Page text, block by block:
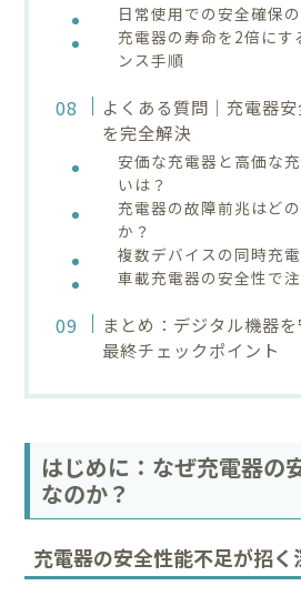
日常使用での安全確保
充電器の寿命を2倍にす
ンス手順
よくある質問｜充電器
を完全解決
安価な充電器と高価な
いは？
充電器の故障前兆はど
か？
複数デバイスの同時充
車載充電器の安全性で
まとめ：デジタル機器
最終チェックポイント
はじめに：なぜ充電器の
なのか？
充電器の安全性能不足が招く